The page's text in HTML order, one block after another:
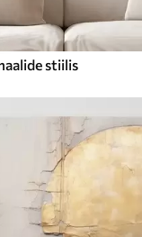
stiilis